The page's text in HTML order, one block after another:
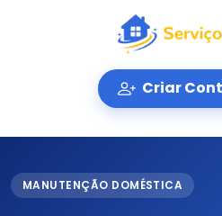
Criar
MANUTENÇÃO DOMÉSTICA